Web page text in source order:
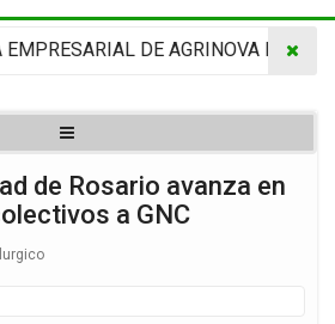
DE AGRINOVA EN LA
de Rosario avanza en
a GNC